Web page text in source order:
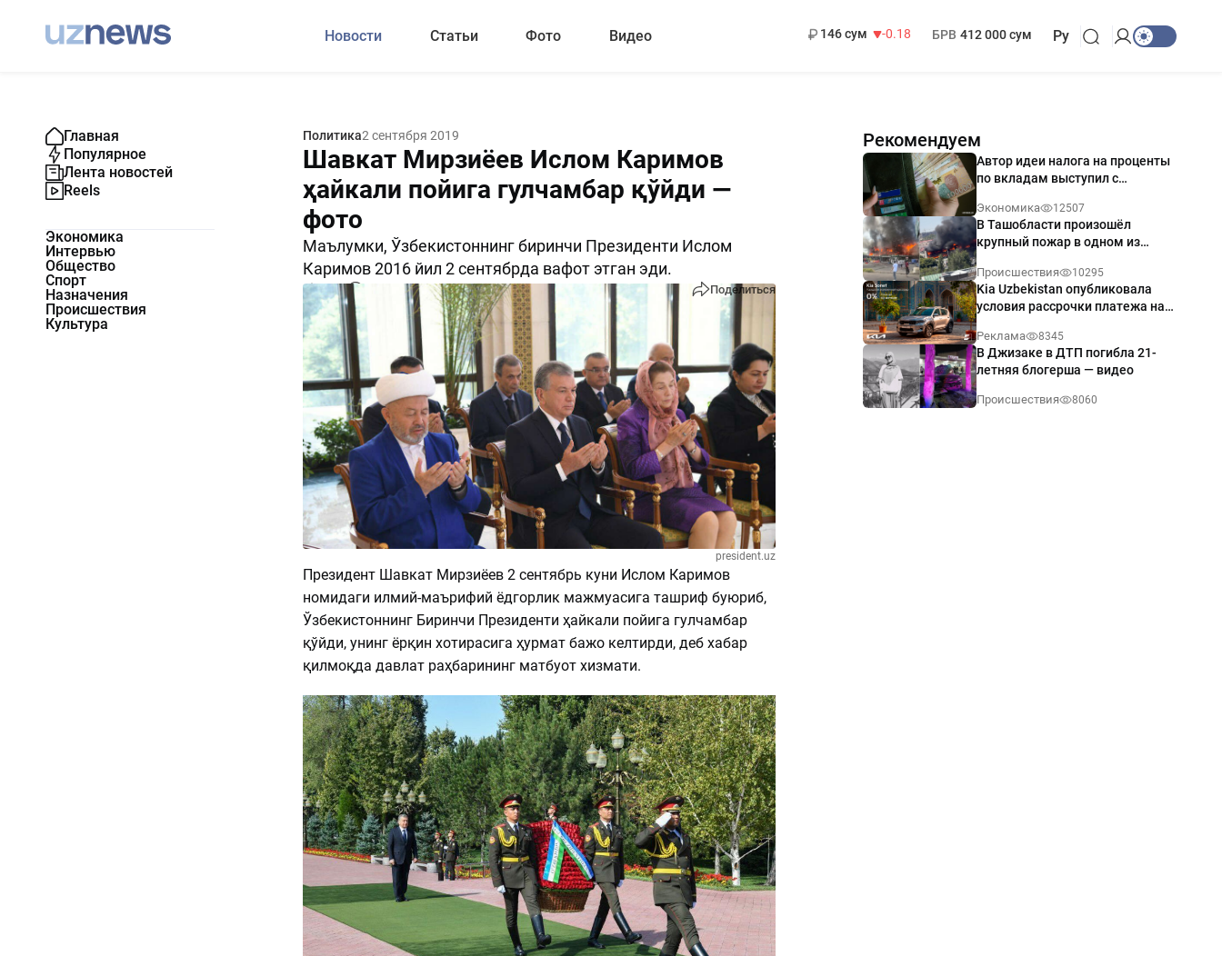
Новости Статьи Фото Видео
146 сум
-0.18
БРВ 412 000 сум Ру
Главная
Популярное
Лента новостей
Reels
Экономика
Интервью
Общество
Спорт
Назначения
Происшествия
Культура
Политика2 сентября 2019
Шавкат Мирзиёев Ислом Каримов
ҳайкали пойига гулчамбар қўйди —
фото
Маълумки, Ўзбекистоннинг биринчи Президенти Ислом
Каримов 2016 йил 2 сентябрда вафот этган эди.
2982 0 Поделиться
president.uz
Президент Шавкат Мирзиёев 2 сентябрь куни Ислом Каримов
номидаги илмий-маърифий ёдгорлик мажмуасига ташриф буюриб,
Ўзбекистоннинг Биринчи Президенти ҳайкали пойига гулчамбар
қўйди, унинг ёрқин хотирасига ҳурмат бажо келтирди, деб хабар
қилмоқда давлат раҳбарининг матбуот хизмати.
Рекомендуем
Автор идеи налога на проценты
по вкладам выступил с
Экономика 12507
В Ташобласти произошёл
крупный пожар в одном из
Происшествия 10295
Kia Uzbekistan опубликовала
условия рассрочки платежа на
годовых
Реклама 8345
В Джизаке в ДТП погибла 21-
летняя блогерша — видео
Происшествия 8060